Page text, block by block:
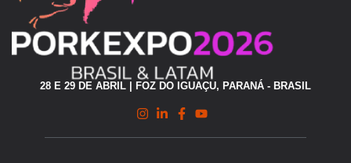
28 E 29 DE ABRIL | FOZ DO IGUAÇU, PARANÁ - BRASIL